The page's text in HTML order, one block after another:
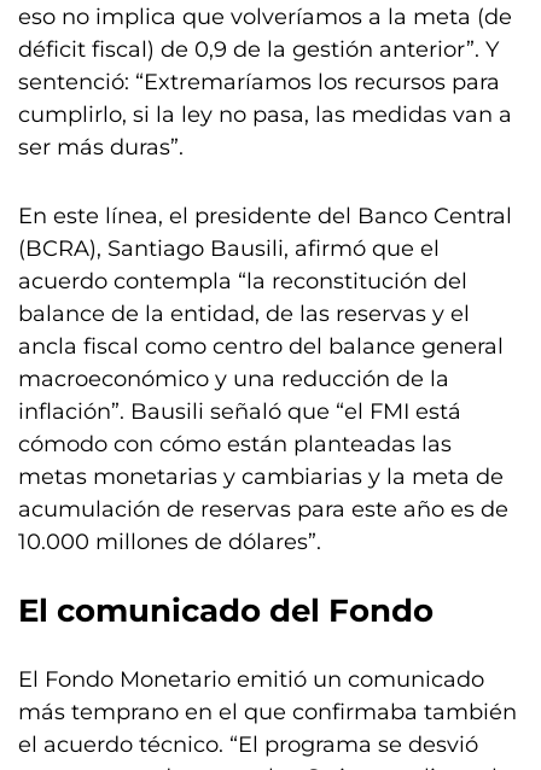
eso no implica que volveríamos a la meta (de
déficit fiscal) de 0,9 de la gestión anterior”. Y
sentenció: “Extremaríamos los recursos para
cumplirlo, si la ley no pasa, las medidas van a
ser más duras”.
En este línea, el presidente del Banco Central
(BCRA), Santiago Bausili, afirmó que el
acuerdo contempla “la reconstitución del
balance de la entidad, de las reservas y el
ancla fiscal como centro del balance general
macroeconómico y una reducción de la
inflación”. Bausili señaló que “el FMI está
cómodo con cómo están planteadas las
metas monetarias y cambiarias y la meta de
acumulación de reservas para este año es de
10.000 millones de dólares”.
El comunicado del Fondo
El Fondo Monetario emitió un comunicado
más temprano en el que confirmaba también
el acuerdo técnico. “El programa se desvió